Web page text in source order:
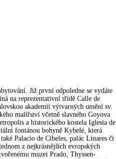
Již první odpoledne se vydáte
na reprezentativní třídě Calle de
akademii výtvarných umění sv.
malířství včetně slavného Goyova
a historického kostela Iglesia de
fontánou bohyně Kybelé, která
Palacio de Cibeles, palác Linares či
z nejkrásnějších evropských
muzei Prado, Thyssen-